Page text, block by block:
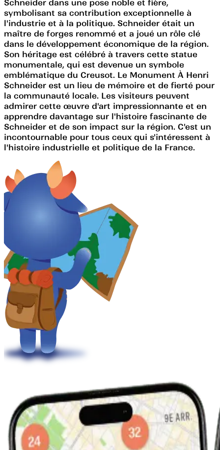
Schneider dans une pose noble et fière,
symbolisant sa contribution exceptionnelle à
l'industrie et à la politique. Schneider était un
maître de forges renommé et a joué un rôle clé
dans le développement économique de la région.
Son héritage est célébré à travers cette statue
monumentale, qui est devenue un symbole
emblématique du Creusot. Le Monument À Henri
Schneider est un lieu de mémoire et de fierté pour
la communauté locale. Les visiteurs peuvent
admirer cette œuvre d'art impressionnante et en
apprendre davantage sur l'histoire fascinante de
Schneider et de son impact sur la région. C'est un
incontournable pour tous ceux qui s'intéressent à
l'histoire industrielle et politique de la France.